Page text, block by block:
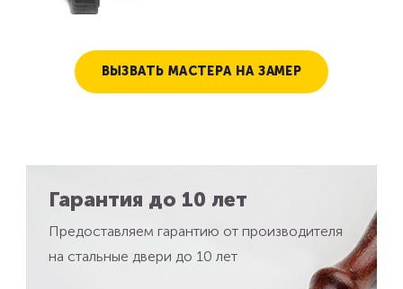
ВЫЗВАТЬ МАСТЕРА НА ЗАМЕР
Гарантия до 10 лет
Предоставляем гарантию от производителя
на стальные двери до 10 лет